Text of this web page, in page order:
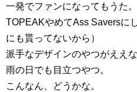
一発でファンになってもうた。
TOPEAKやめてAss Saversに
にも貰ってないから）
派手なデザインのやつがええな
雨の日でも目立つやつ。
こんなん、どうかな。